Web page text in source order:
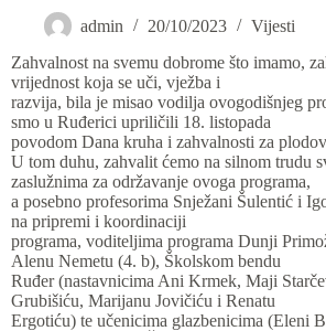
admin 20/10/2023
Vijesti
Zahvalnost na svemu dobrome što imamo,
vrijednost koja se uči, vježba i
razvija, bila je misao vodilja ovogodišnjeg
smo u Ruđerici upriličili 18. listopada
povodom Dana kruha i zahvalnosti za
U tom duhu, zahvalit ćemo na silnom trudu
zaslužnima za održavanje ovoga programa,
a posebno profesorima Snježani Šulentić i
na pripremi i koordinaciji
programa, voditeljima programa Dunji
Alenu Nemetu (4. b), Školskom bendu
Ruđer (nastavnicima Ani Krmek, Maji
Grubišiću, Marijanu Jovičiću i Renatu
Ergotiću) te učenicima glazbenicima (Eleni